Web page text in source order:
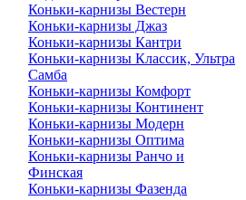
Коньки-карнизы Вестерн
Коньки-карнизы Джаз
Коньки-карнизы Кантри
Коньки-карнизы Классик, Ультра
Самба
Коньки-карнизы Комфорт
Коньки-карнизы Континент
Коньки-карнизы Модерн
Коньки-карнизы Оптима
Коньки-карнизы Ранчо и
Финская
Коньки-карнизы Фазенда